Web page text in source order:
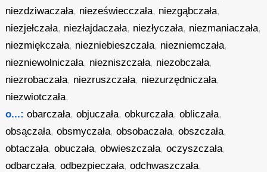
niezdziwaczała, niezeświecczała, niezgąbczała,
niezjełczała, niezłajdaczała, niezłyczała, niezmaniaczała,
niezmiękczała, niezniebieszczała, niezniemczała,
niezniewolniczała, niezniszczała, niezobczała,
niezrobaczała, niezruszczała, niezurzędniczała,
niezwiotczała,
o...: obarczała,objuczała,obkurczała,obliczała,
obsączała,obsmyczała,obsobaczała,obszczała,
obtaczała,obuczała,obwieszczała,oczyszczała,
odbarczała,odbezpieczała,odchwaszczała,